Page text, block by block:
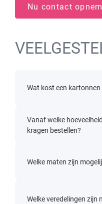
Nu contact
Wat kost een kartonnen
Vanaf welke
kragen bestellen?
Welke maten zijn
Welke veredelingen zijn